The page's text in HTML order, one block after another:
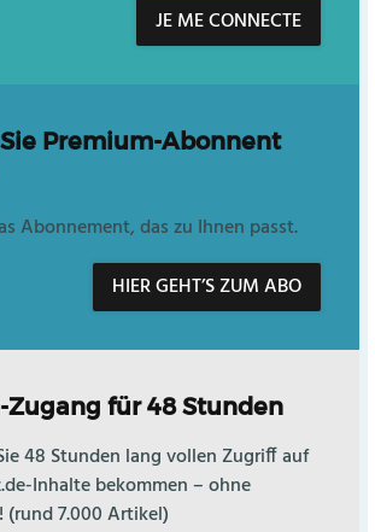
JE ME CONNECTE
Premium-Abonnent
Abonnement, das zu Ihnen passt.
HIER GEHT’S ZUM ABO
für 48 Stunden
48 Stunden lang vollen Zugriff auf
Inhalte bekommen – ohne
7.000 Artikel)